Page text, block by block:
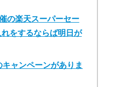
の楽天スーパーセー
をするならば明日が
ャンペーンがありま